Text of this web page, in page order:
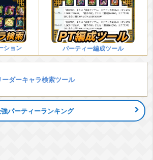
ション パーティー編成ツール
ーダーキャラ検索ツール
パーティーランキング